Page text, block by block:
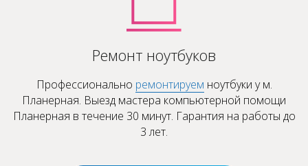
Ремонт ноутбуков
Профессионально ремонтируем ноутбуки у м.
Планерная. Выезд мастера компьютерной помощи
Планерная в течение 30 минут. Гарантия на работы до
3 лет.